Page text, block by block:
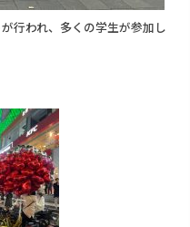
行われ、多くの学生が参加し